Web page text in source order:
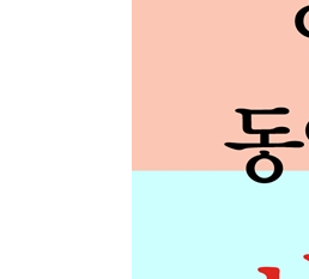
03 유교의 교훈을 담아
06 퍼져 나가는 한나